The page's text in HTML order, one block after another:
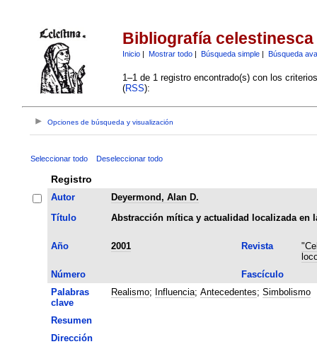
Bibliografía celestinesca
Inicio| Mostrar todo| Búsqueda simple| Búsqueda
1–1 de 1 registro encontrado(s) con los
(RSS):
Opciones de búsqueda y visualización
Seleccionar todo Deseleccionar todo
Registro
Autor
Deyermond, Alan D.
Título
Abstracción mítica y actualidad localizada en
Año 2001 Revista
Número
Fascículo
Palabras
clave
Realismo; Influencia; Antecedentes; Simbolismo
Resumen
Dirección